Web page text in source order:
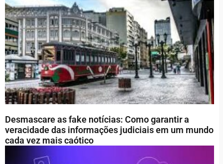
Desmascare as fake notícias: Como garantir a
veracidade das informações judiciais em um mundo
cada vez mais caótico